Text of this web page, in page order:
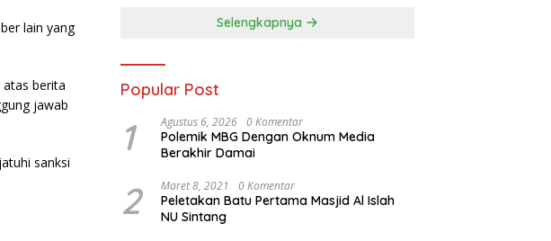
lain yang
berita
jawab
sanksi
Selengkapnya
Popular Post
1 Agustus 6, 2026 0 Komentar
Polemik MBG Dengan Oknum Media
Berakhir Damai
2 Maret 8, 2021 0 Komentar
Peletakan Batu Pertama Masjid Al Islah
NU Sintang